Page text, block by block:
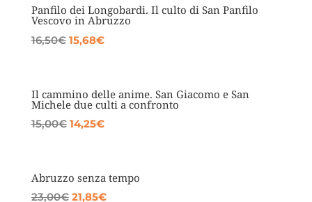
era:
18,00€.
è:
17,10€.
Panfilo dei Longobardi. Il culto di San Panfilo
Vescovo in Abruzzo
16,50€ Il
era:
16,50€.
15,68€Il
è:
15,68€.
Il cammino delle anime. San Giacomo e San
Michele due culti a confronto
15,00€ Il
era:
15,00€.
14,25€Il
è:
14,25€.
Abruzzo senza tempo
23,00€ Il
21,85€Il